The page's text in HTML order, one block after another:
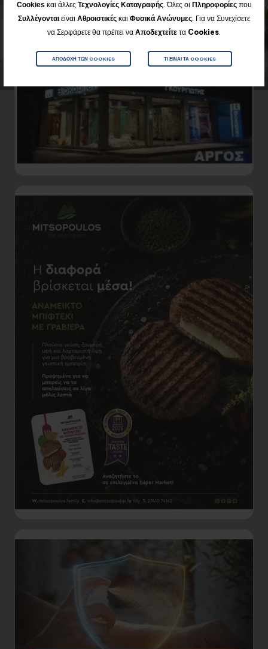
Cookies και άλλες Τεχνολογίες Καταγραφής. Όλες οι Πληροφορίεςπου
Συλλέγονται είναι Αθροιστικές και Φυσικά Ανώνυμες Για να Συνεχίσετε
να Σερφάρετε θα πρέπει να Αποδεχτείτε τα Cookies
ΑΠΟΔΟΧΉ ΤΩΝ COOKIES ΤΙ ΕΊΝΑΙ ΤΑ COOKIES